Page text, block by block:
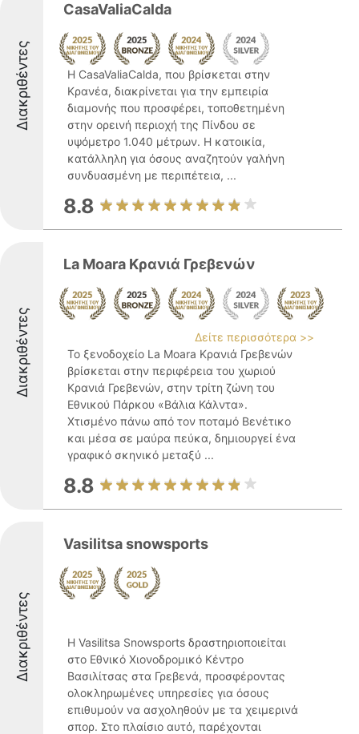
Διακριθέντες
CasaValiaCalda
Η CasaValiaCalda, που βρίσκεται στην
Κρανέα, διακρίνεται για την εμπειρία
διαμονής που προσφέρει, τοποθετημένη
στην ορεινή περιοχή της Πίνδου σε
υψόμετρο 1.040 μέτρων. Η κατοικία,
κατάλληλη για όσους αναζητούν γαλήνη
συνδυασμένη με περιπέτεια, ...
8.8
Διακριθέντες
La Moara Κρανιά Γρεβενών
Δείτε περισσότερα >>
Το ξενοδοχείο La Moara Κρανιά Γρεβενών
βρίσκεται στην περιφέρεια του χωριού
Κρανιά Γρεβενών, στην τρίτη ζώνη του
Εθνικού Πάρκου «Βάλια Κάλντα».
Χτισμένο πάνω από τον ποταμό Βενέτικο
και μέσα σε μαύρα πεύκα, δημιουργεί ένα
γραφικό σκηνικό μεταξύ ...
8.8
Διακριθέντες
Vasilitsa snowsports
Η Vasilitsa Snowsports δραστηριοποιείται
στο Εθνικό Χιονοδρομικό Κέντρο
Βασιλίτσας στα Γρεβενά, προσφέροντας
ολοκληρωμένες υπηρεσίες για όσους
επιθυμούν να ασχοληθούν με τα χειμερινά
σπορ. Στο πλαίσιο αυτό, παρέχονται